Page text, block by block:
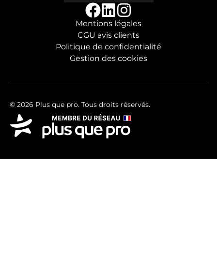
Mentions légales
CGU avis clients
Politique de confidentialité
Gestion des cookies
© 2026 Plus que pro. Tous droits réservés.